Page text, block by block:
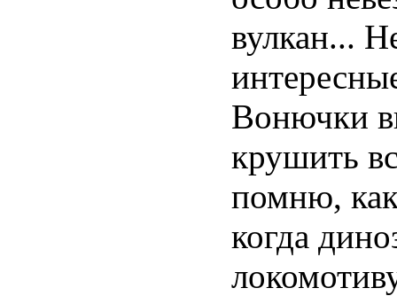
вулкан...
Вонючки
крушить
помню, как
когда